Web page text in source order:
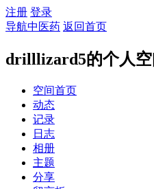
注册 登录
导航中医药 返回首页
drilllizard5的个人空
空间首页
动态
记录
日志
相册
主题
分享